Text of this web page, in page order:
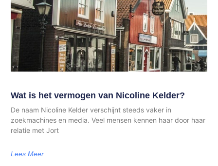
Wat is het vermogen van Nicoline Kelder?
De naam Nicoline Kelder verschijnt steeds vaker in
zoekmachines en media. Veel mensen kennen haar door haar
relatie met Jort
Lees Meer